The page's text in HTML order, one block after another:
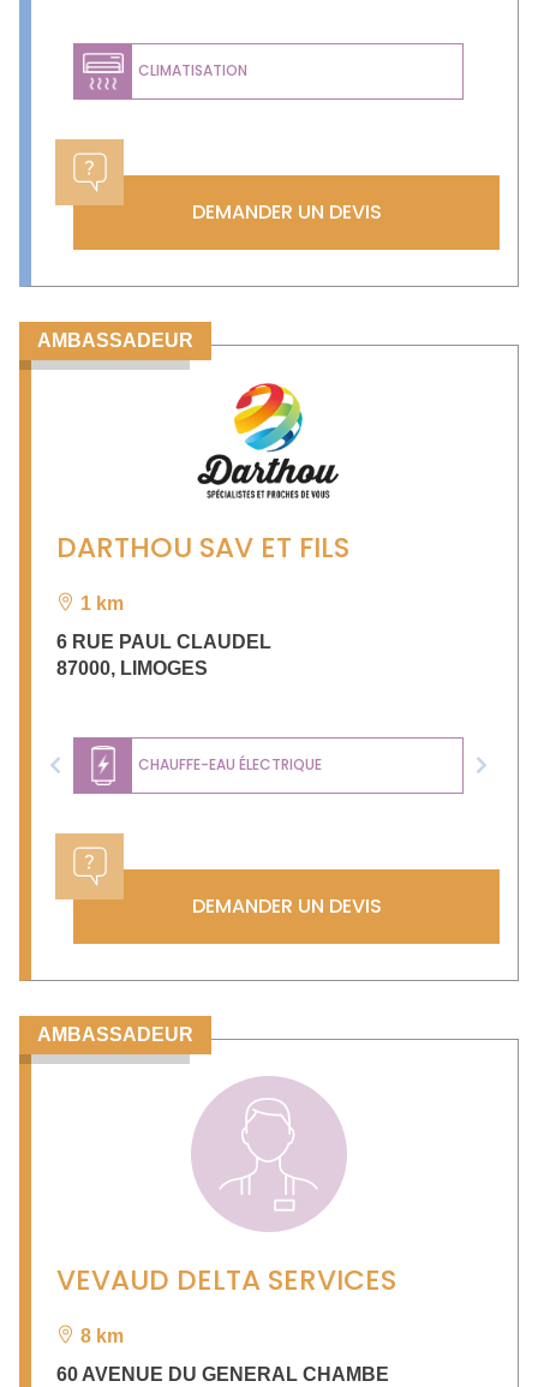
CLIMATISATION
DEMANDER UN DEVIS
AMBASSADEUR
DARTHOU SAV ET FILS
1 km
6 RUE PAUL CLAUDEL
87000, LIMOGES
CHAUFFE-EAU ÉLECTRIQUE
Previous Next
DEMANDER UN DEVIS
AMBASSADEUR
VEVAUD DELTA SERVICES
8 km
60 AVENUE DU GENERAL CHAMBE